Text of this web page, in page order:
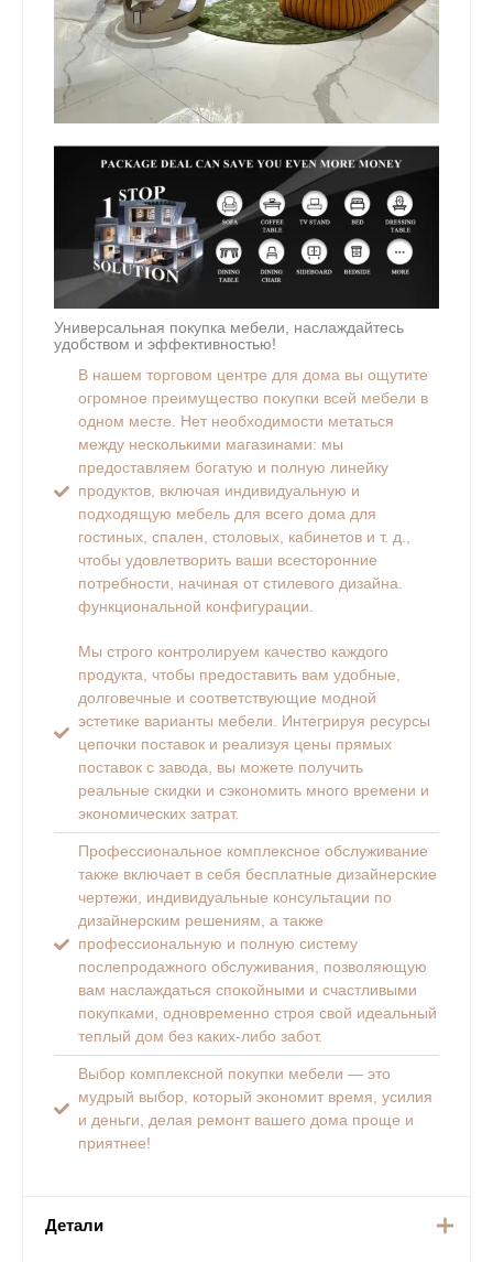
Универсальная покупка мебели, наслаждайтесь
удобством и эффективностью!
В нашем торговом центре для дома вы ощутите
огромное преимущество покупки всей мебели в
одном месте. Нет необходимости метаться
между несколькими магазинами: мы
предоставляем богатую и полную линейку
продуктов, включая индивидуальную и
подходящую мебель для всего дома для
гостиных, спален, столовых, кабинетов и т. д.,
чтобы удовлетворить ваши всесторонние
потребности, начиная от стилевого дизайна.
функциональной конфигурации.
Мы строго контролируем качество каждого
продукта, чтобы предоставить вам удобные,
долговечные и соответствующие модной
эстетике варианты мебели. Интегрируя ресурсы
цепочки поставок и реализуя цены прямых
поставок с завода, вы можете получить
реальные скидки и сэкономить много времени и
экономических затрат.
Профессиональное комплексное обслуживание
также включает в себя бесплатные дизайнерские
чертежи, индивидуальные консультации по
дизайнерским решениям, а также
профессиональную и полную систему
послепродажного обслуживания, позволяющую
вам наслаждаться спокойными и счастливыми
покупками, одновременно строя свой идеальный
теплый дом без каких-либо забот.
Выбор комплексной покупки мебели — это
мудрый выбор, который экономит время, усилия
и деньги, делая ремонт вашего дома проще и
приятнее!
Детали